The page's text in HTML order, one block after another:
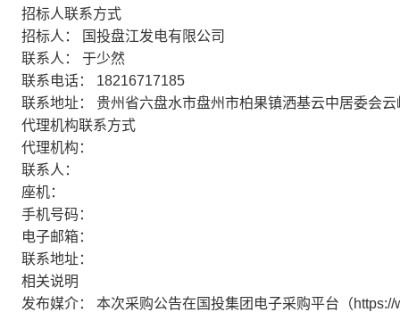
招标人联系方式
招标人：
国投盘江发电有限公司
联系人：
于少然
联系电话：
18216717185
联系地址：
贵州省六盘水市盘州市柏果镇洒基云中居委会
代理机构联系方式
代理机构：
联系人：
座机：
手机号码：
电子邮箱：
联系地址：
相关说明
发布媒介：
本次采购公告在国投集团电子采购平台（